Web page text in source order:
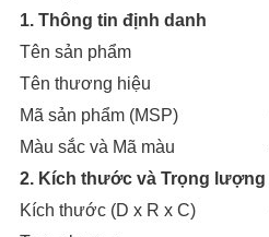
1. Thông tin định danh
Tên sản phẩm
Tên thương hiệu
Mã sản phẩm (MSP)
Màu sắc và Mã màu
2. Kích thước và Trọng lượng
Kích thước (D x R x C)